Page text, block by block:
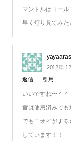
マントルはコール
早く灯り見てみた
2012年
返信 引用
いいですね〜＾＾
昔は使用済みで
でもニオイがする
しています！！